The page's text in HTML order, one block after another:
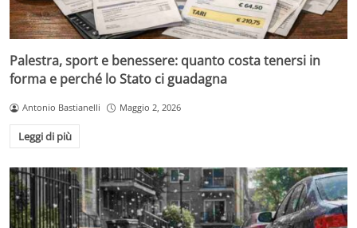
Palestra, sport e benessere: quanto costa tenersi in
forma e perché lo Stato ci guadagna
Antonio Bastianelli Maggio 2, 2026
Leggi di più